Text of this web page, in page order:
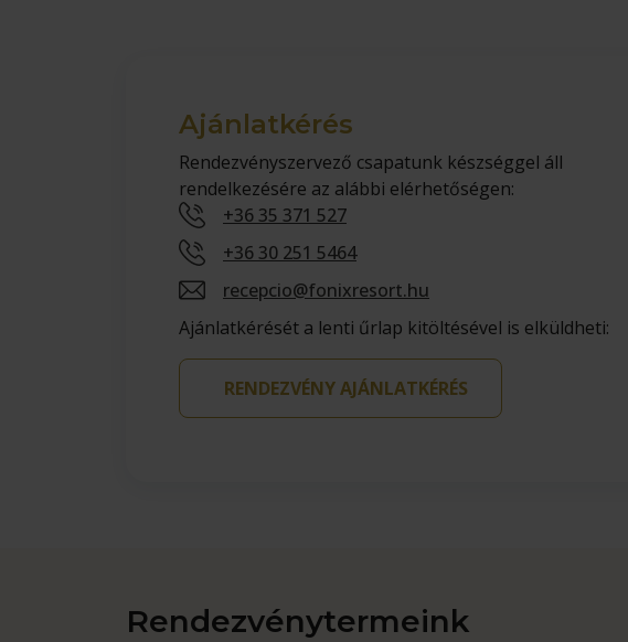
Ajánlatkérés
Rendezvényszervező csapatunk készséggel áll
rendelkezésére az alábbi elérhetőségen:
+36 35 371 527
+36 30 251 5464
recepcio@fonixresort.hu
Ajánlatkérését a lenti űrlap kitöltésével is elküldheti:
RENDEZVÉNY AJÁNLATKÉRÉS
Rendezvénytermeink